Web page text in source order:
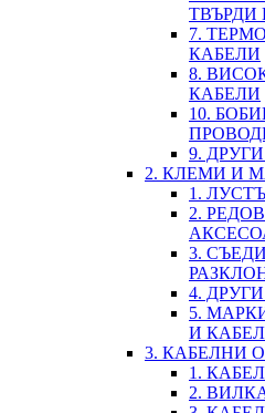
ТВЪРДИ
7.
КАБЕЛИ
8.
КАБЕЛИ
10.
9.
2. КЛЕМИ И
1.
2.
3.
4.
5.
И
3. КАБЕЛНИ
1.
2.